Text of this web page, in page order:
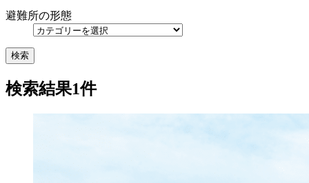
避難所の形態
検索
検索結果1件